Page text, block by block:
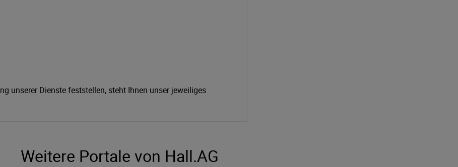
unserer Dienste feststellen, steht Ihnen unser jeweiliges
Weitere Portale von Hall.AG